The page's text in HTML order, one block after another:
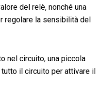
del relè, nonché una
regolare la sensibilità del
nel circuito, una piccola
il circuito per attivare il